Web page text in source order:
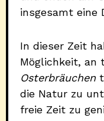
insgesamt eine
In dieser Zeit
Möglichkeit, an
Osterbräuchen
die Natur zu
freie Zeit zu